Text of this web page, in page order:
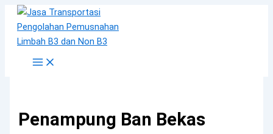
Lewati
konten
Penampung Ban Bekas